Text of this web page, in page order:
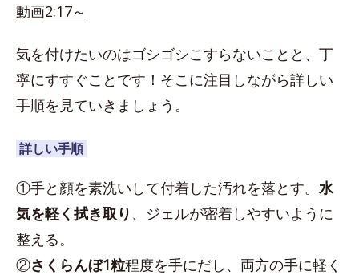
動画2:17～
気を付けたいのはゴシゴシこすらないことと、丁
寧にすすぐことです！そこに注目しながら詳しい
手順を見ていきましょう。
詳しい手順
①手と顔を素洗いして付着した汚れを落とす。 水
気を軽く拭き取り 、ジェルが密着しやすいように
整える。
②さくらんぼ1粒程度を手にだし、両方の手に軽く